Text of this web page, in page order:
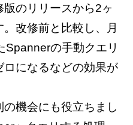
のリリースから2ヶ
改修前と比較し、月
Spannerの手動クエリ
になるなどの効果が
機会にも役立ちまし